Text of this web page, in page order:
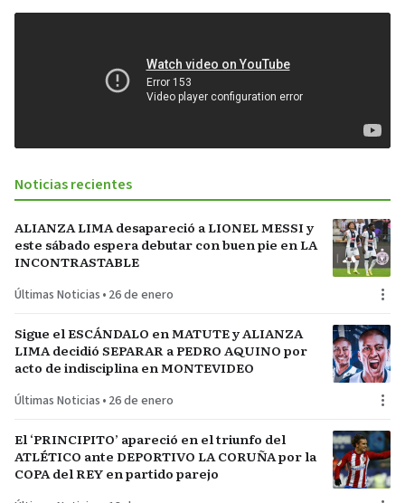
Noticias recientes
ALIANZA LIMA desapareció a LIONEL MESSI y
este sábado espera debutar con buen pie en LA
INCONTRASTABLE
Últimas Noticias • 26 de enero
Sigue el ESCÁNDALO en MATUTE y ALIANZA
LIMA decidió SEPARAR a PEDRO AQUINO por
acto de indisciplina en MONTEVIDEO
Últimas Noticias • 26 de enero
El ‘PRINCIPITO’ apareció en el triunfo del
ATLÉTICO ante DEPORTIVO LA CORUÑA por la
COPA del REY en partido parejo